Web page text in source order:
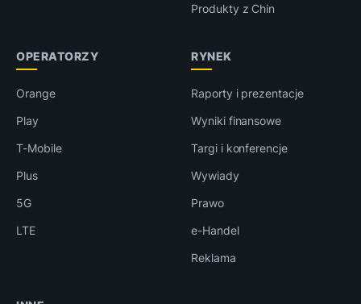
Produkty z Chin
OPERATORZY
Orange
Play
T-Mobile
Plus
5G
LTE
RYNEK
Raporty i prezentacje
Wyniki finansowe
Targi i konferencje
Wywiady
Prawo
e-Handel
Reklama